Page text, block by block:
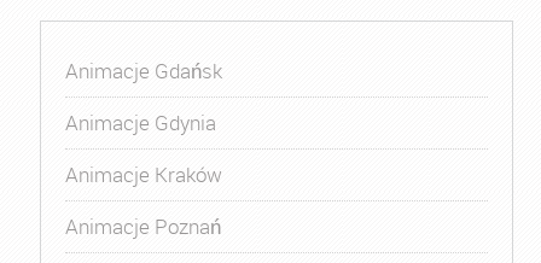
Animacje Gdańsk
Animacje Gdynia
Animacje Kraków
Animacje Poznań